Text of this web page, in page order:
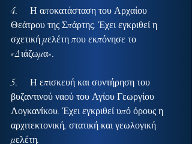
4.     Η αποκατάσταση του Αρχαίου
Θεάτρου της Σπάρτης. Έχει εγκριθεί η
σχετική μελέτη που εκπόνησε το
«Διάζωμα».
5.     Η επισκευή και συντήρηση του
βυζαντινού ναού του Αγίου Γεωργίου
Λογκανίκου. Έχει εγκριθεί υπό όρους η
αρχιτεκτονική, στατική και γεωλογική
μελέτη.